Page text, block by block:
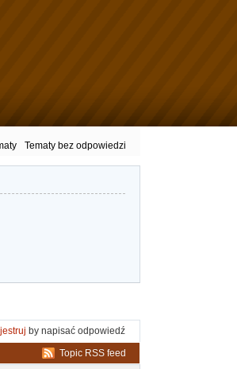
Tematy bez odpowiedzi
by napisać odpowiedź
Topic RSS feed